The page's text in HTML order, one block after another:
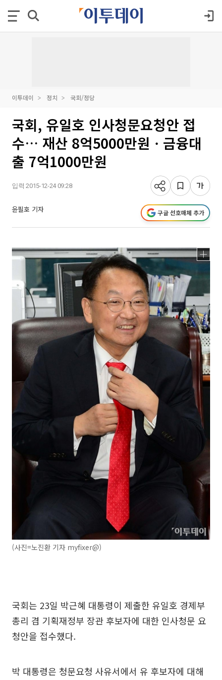
이투데이 정치 국회/정당
국회, 유일호 인사청문요청안 접
수… 재산 8억5000만원ㆍ금융대
출 7억1000만원
입력 2015-12-24 09:28
윤필호 기자 구글 선호매체 추가
(사진=노진환 기자 myfixer@)
국회는 23일 박근혜 대통령이 제출한 유일호 경제부
총리 겸 기획재정부 장관 후보자에 대한 인사청문 요
청안을 접수했다.
박 대통령은 청문요청 사유서에서 유 후보자에 대해